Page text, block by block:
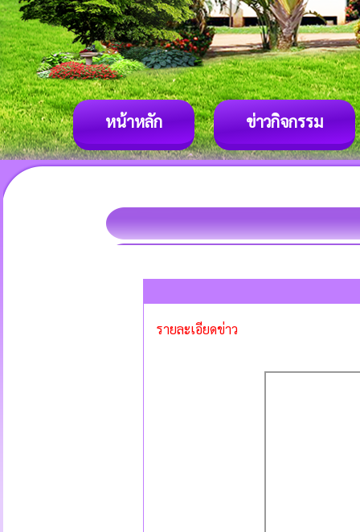
หน้าหลัก ข่าวกิจกรรม
รายละเอียดข่าว